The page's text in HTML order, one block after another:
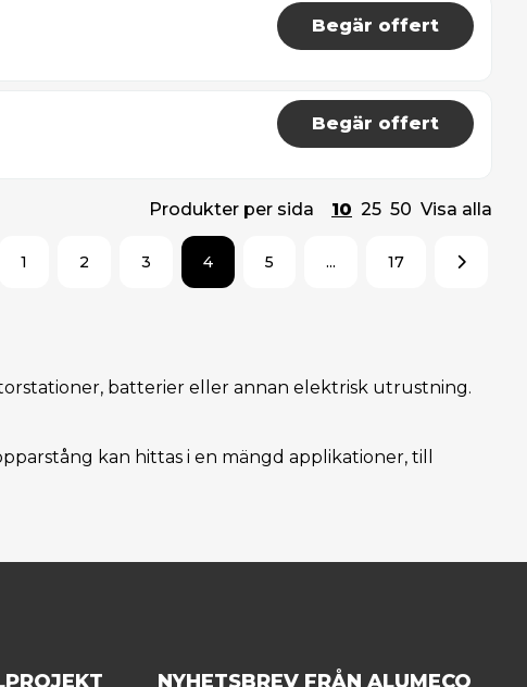
Begär offert
Begär offert
Produkter per sida 10 25 50 Visa alla
1 2 3 4 5 ... 17
batterier eller annan elektrisk utrustning.
kan hittas i en mängd applikationer, till
NYHETSBREV FRÅN ALUMECO